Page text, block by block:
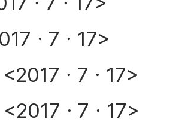
ㆍ7ㆍ17>
<2017ㆍ7ㆍ17>
<2017ㆍ7ㆍ17>